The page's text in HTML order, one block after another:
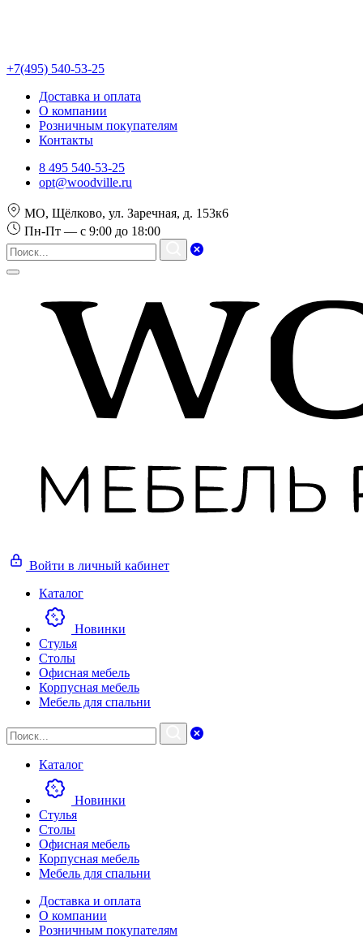
+7(495) 540-53-25
Доставка и оплата
О компании
Розничным покупателям
Контакты
8 495 540-53-25
opt@woodville.ru
МО, Щёлково, ул. Заречная, д. 153к6
Пн-Пт — с 9:00 до 18:00
Войти в личный кабинет
Каталог
Новинки
Стулья
Столы
Офисная мебель
Корпусная мебель
Мебель для спальни
Каталог
Новинки
Стулья
Столы
Офисная мебель
Корпусная мебель
Мебель для спальни
Доставка и оплата
О компании
Розничным покупателям